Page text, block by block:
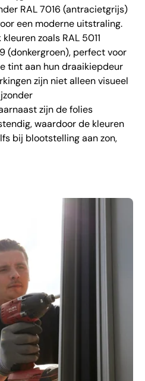
RAL 7016 (antracietgrijs)
een moderne uitstraling.
zoals RAL 5011
(donkergroen), perfect voor
tint aan hun draaikiepdeur
zijn niet alleen visueel
zijn de folies
waardoor de kleuren
bij blootstelling aan zon,